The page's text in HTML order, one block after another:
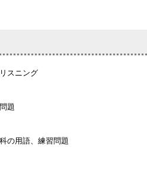
スニング
題
の用語、練習問題